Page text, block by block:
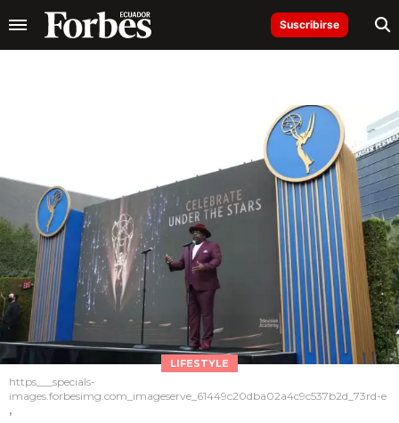
Suscribirse
LIFESTYLE
https___specials-
images.forbesimg.com_imageserve_61449c20dba02a4c9c537b2d_73rd-e
,